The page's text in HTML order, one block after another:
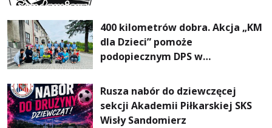
Pieszym „Tam Gdzie Pieprz
Rośnie”
400 kilometrów dobra. Akcja „KM
dla Dzieci” pomoże
podopiecznym DPS w
Rusza nabór do dziewczęcej
sekcji Akademii Piłkarskiej SKS
Wisły Sandomierz